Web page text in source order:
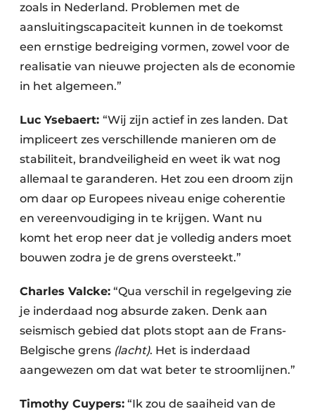
zoals in Nederland. Problemen met de
aansluitingscapaciteit kunnen in de toekomst
een ernstige bedreiging vormen, zowel voor de
realisatie van nieuwe projecten als de economie
in het algemeen.”
Luc Ysebaert: “Wij zijn actief in zes landen. Dat
impliceert zes verschillende manieren om de
stabiliteit, brandveiligheid en weet ik wat nog
allemaal te garanderen. Het zou een droom zijn
om daar op Europees niveau enige coherentie
en vereenvoudiging in te krijgen. Want nu
komt het erop neer dat je volledig anders moet
bouwen zodra je de grens oversteekt.”
Charles Valcke: “Qua verschil in regelgeving zie
je inderdaad nog absurde zaken. Denk aan
seismisch gebied dat plots stopt aan de Frans-
Belgische grens (lacht). Het is inderdaad
aangewezen om dat wat beter te stroomlijnen.”
Timothy Cuypers: “Ik zou de saaiheid van de